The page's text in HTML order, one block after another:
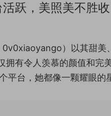
跃，美照美不胜收
0v0xiaoyango）以其甜
拥有令人羡慕的颜值和完
平台，她都像一颗耀眼的